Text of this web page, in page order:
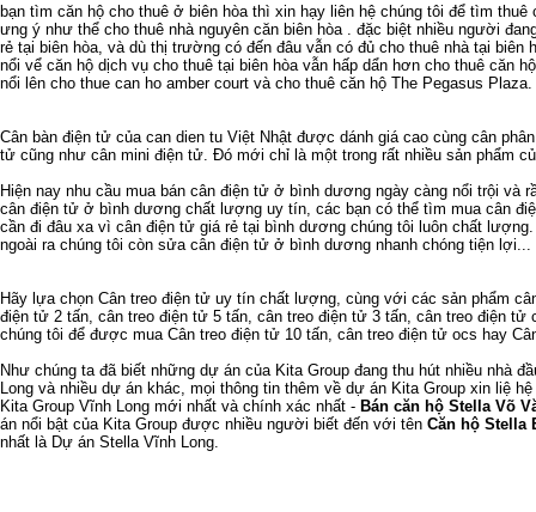
bạn tìm căn hộ cho thuê ở biên hòa thì xin hạy liên hệ chúng tôi để tìm thuê
ưng ý như thể cho thuê nhà nguyên căn biên hòa . đặc biệt nhiều người
rẻ tại biên hòa , và dù thị trường có đến đâu vẫn có đủ cho thuê nhà tại biên
nổi vể căn hộ dịch vụ cho thuê tại biên hòa vẫn hấp dẩn hơn cho thuê căn
nổi lên cho thue can ho amber court và cho thuê căn hộ The Pegasus Plaza
Cân bàn điện tử của can dien tu Việt Nhật được dánh giá cao cùng cân
tử cũng như cân mini điện tử . Đó mới chỉ là một trong rất nhiều sản phẩm
Hiện nay nhu cầu mua bán cân điện tử ở bình dương ngày càng nổi trội và
cân điện tử ở bình dương chất lượng uy tín, các bạn có thể tìm mua cân
cần đi đâu xa vì cân điện tử giá rẻ tại bình dương chúng tôi luôn chất
ngoài ra chúng tôi còn sửa cân điện tử ở bình dương nhanh chóng tiện lợi...
Hãy lựa chọn Cân treo điện tử uy tín chất lượng, cùng với các sản phẩm
điện tử 2 tấn cân treo điện tử 5 tấn cân treo điện tử 3 tấn cân treo điện tử
chúng tôi để được mua Cân treo điện tử 10 tấn cân treo điện tử ocs hay
Như chúng ta đã biết những dự án của Kita Group đang thu hút nhiều nhà
Long và nhiều dự án khác, mọi thông tin thêm về dự án Kita Group xin liệ hệ
Kita Group Vĩnh Long mới nhất và chính xác nhất - Bán căn hộ Stella Võ
án nổi bật của Kita Group được nhiều người biết đến với tên Căn hộ Stella
nhất là Dự án Stella Vĩnh Long